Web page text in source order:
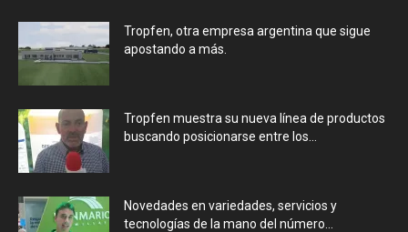
Tropfen, otra empresa argentina que sigue
apostando a más.
Tropfen muestra su nueva línea de productos
buscando posicionarse entre los...
Novedades en variedades, servicios y
tecnologías de la mano del número...